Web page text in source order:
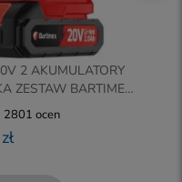
2 AKUMULATORY
ZESTAW BARTIMEX
2801 ocen